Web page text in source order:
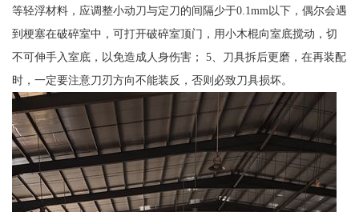
等轻浮材料，应调整小动刀与定刀的间隔少于0.1mm以下，偶尔会遇
到梗塞在破碎室中，可打开破碎室顶门，用小木棍向室底搅动，切
不可伸手入室底，以免造成人身伤害； 5、刀具拆后更磨，在再装配
时，一定要注意刀刃方向不能装反，否则必致刀具损坏。